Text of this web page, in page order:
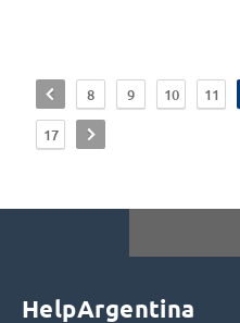
< 8 9 10 11
17 >
HelpArgentina